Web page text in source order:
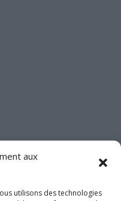
aux
utilisons des technologies